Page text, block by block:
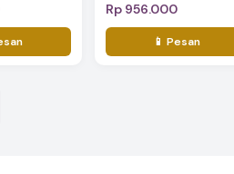
Rp 956.000
📱 Pesan